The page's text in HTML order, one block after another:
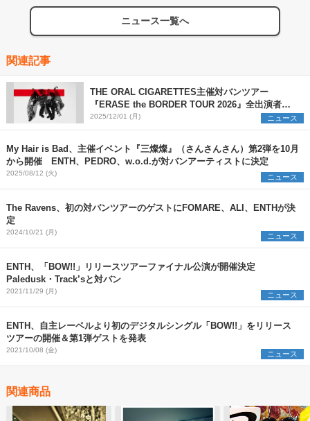
ニュース一覧へ
関連記事
THE ORAL CIGARETTES主催対バンツアー
『ERASE the BORDER TOUR 2026』全出演者を
解禁 TK from 凛として時雨ら3組の参加を新たに発
表
2025/12/01 (月) ニュース
My Hair is Bad、主催イベント『三燦燦』（さんさんさん）第2弾を10月
から開催 ENTH、PEDRO、w.o.d.が対バンアーティストに決定
2025/08/12 (火) ニュース
The Ravens、初の対バンツアーのゲストにFOMARE、ALI、ENTHが決
定
2024/10/21 (月) ニュース
ENTH、「BOW!!」リリースツアーファイナル公演が開催決定
Paledusk・Track’sと対バン
2021/11/29 (月) ニュース
ENTH、自主レーベルより初のデジタルシングル「BOW!!」をリリース
ツアーの開催＆第1弾ゲストを発表
2021/10/08 (金) ニュース
関連商品